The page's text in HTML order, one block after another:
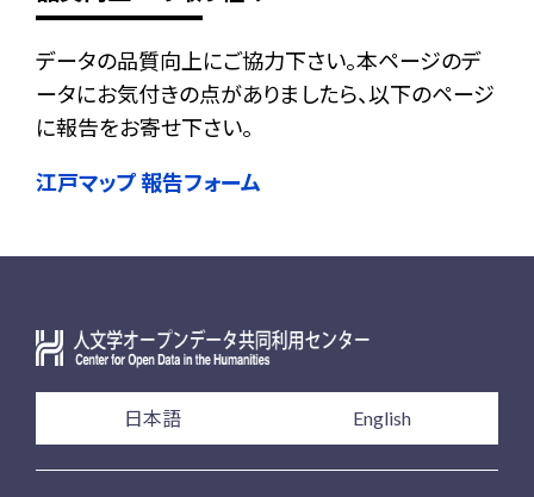
データの品質向上にご協力下さい。本ページのデ
ータにお気付きの点がありましたら、以下のページ
に報告をお寄せ下さい。
江戸マップ 報告フォーム
日本語 English